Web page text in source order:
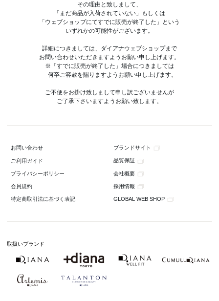
その理由と致しまして、
「まだ商品が入荷されていない」もしくは
「ウェブショップにてすでに販売が終了した」という
いずれかの可能性がございます。
詳細につきましては、ダイアナウェブショップまで
お問い合わせいただきますようお願い申し上げます。
※「すでに販売が終了した」場合につきましては
何卒ご容赦を賜りますようお願い申し上げます。
ご不便をお掛け致しまして申し訳ございませんが
ご了承下さいますようお願い致します。
お問い合わせ ブランドサイト
ご利用ガイド 品質保証
プライバシーポリシー 会社概要
会員規約 採用情報
特定商取引法に基づく表記 GLOBAL WEB SHOP
取扱いブランド